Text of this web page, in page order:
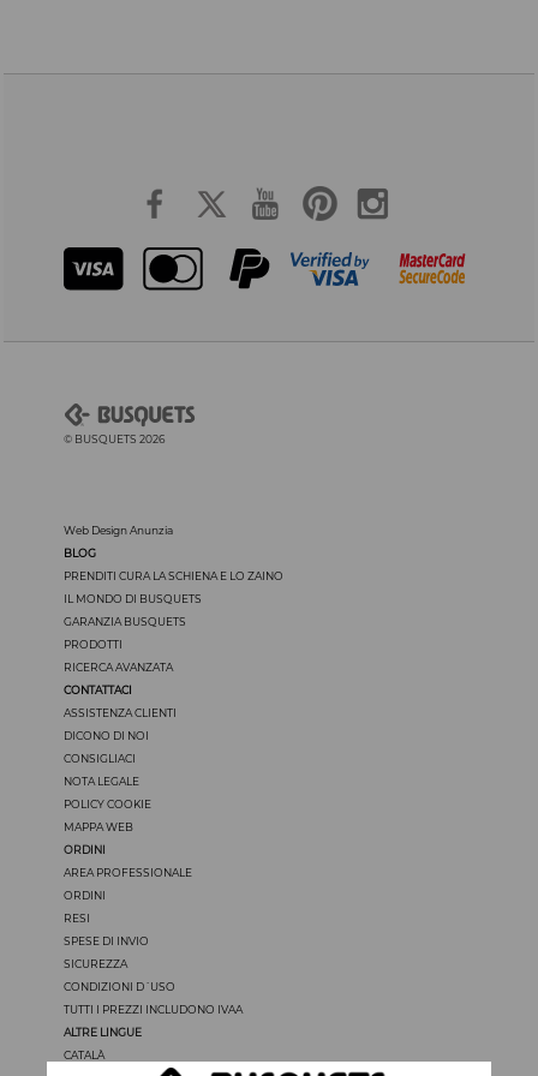
© BUSQUETS 2026
Web Design Anunzia
BLOG
PRENDITI CURA LA SCHIENA E LO ZAINO
IL MONDO DI BUSQUETS
GARANZIA BUSQUETS
PRODOTTI
RICERCA AVANZATA
CONTATTACI
ASSISTENZA CLIENTI
DICONO DI NOI
CONSIGLIACI
NOTA LEGALE
POLICY COOKIE
MAPPA WEB
ORDINI
AREA PROFESSIONALE
ORDINI
RESI
SPESE DI INVIO
SICUREZZA
CONDIZIONI D´USO
TUTTI I PREZZI INCLUDONO IVAA
ALTRE LINGUE
CATALÀ